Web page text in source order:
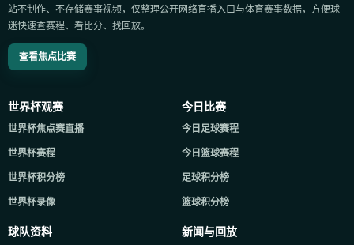
站不制作、不存储赛事视频，仅整理公开网络直播入口与体育赛事数据，方便球
迷快速查赛程、看比分、找回放。
查看焦点比赛
世界杯观赛
世界杯焦点赛直播
世界杯赛程
世界杯积分榜
世界杯录像
今日比赛
今日足球赛程
今日篮球赛程
足球积分榜
篮球积分榜
球队资料 新闻与回放